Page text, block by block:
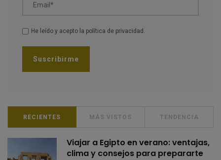
Email*
He leído y acepto la política de privacidad
RECIENTES MÁS VISTOS TENDENCIA
Viajar a Egipto en verano: ventajas,
clima y consejos para prepararte